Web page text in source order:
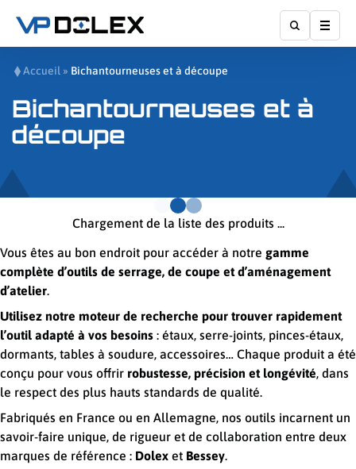
Accueil » Bichantourneuses et à découpe
Bichantourneuses et à
découpe
Chargement de la liste des produits ...
Vous êtes au bon endroit pour accéder à notre gamme
complète d’outils de serrage, de coupe et d’aménagement
d’atelier.
Utilisez notre moteur de recherche pour trouver rapidement
l’outil adapté à vos besoins : étaux, serre-joints, pinces-étaux,
dormants, tables à soudure, accessoires… Chaque produit a été
conçu pour vous offrir robustesse, précision et longévité, dans
le respect des plus hauts standards de qualité.
Fabriqués en France ou en Allemagne, nos outils incarnent un
savoir-faire unique, de rigueur et de collaboration entre deux
marques de référence : Dolex et Bessey.